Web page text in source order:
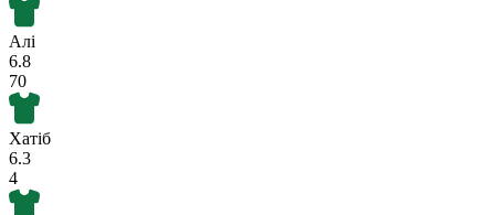
Алі
6.8
70
Хатіб
6.3
4